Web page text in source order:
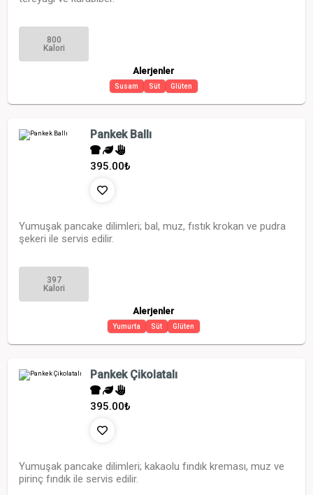
800
Kalori
Alerjenler
Susam Süt Glüten
Pankek Ballı
395.00₺
Yumuşak pancake dilimleri; bal, muz, fıstık krokan ve pudra
şekeri ile servis edilir.
397
Kalori
Alerjenler
Yumurta Süt Glüten
Pankek Çikolatalı
395.00₺
Yumuşak pancake dilimleri; kakaolu fındık kreması, muz ve
pirinç fındık ile servis edilir.